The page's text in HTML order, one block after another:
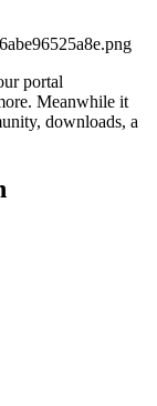
portal
Meanwhile it
downloads, a